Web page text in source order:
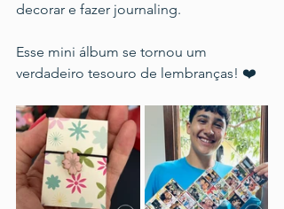
decorar e fazer journaling.
Esse mini álbum se tornou um
verdadeiro tesouro de lembranças! ❤️